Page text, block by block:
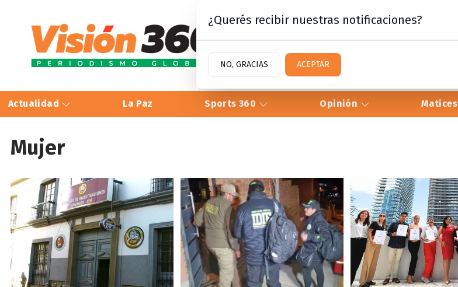
Actualidad La Paz Sports 360 Opinión Matices
Mujer
¿Querés recibir nuestras notificaciones?
NO, GRACIAS ACEPTAR